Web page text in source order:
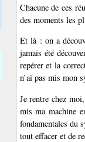
Chacune de ces
des moments les
Et là : on a
jamais été
repérer et la
n’ai pas mis mon
Je rentre chez
mis ma machine
fondamentales du
tout effacer et de